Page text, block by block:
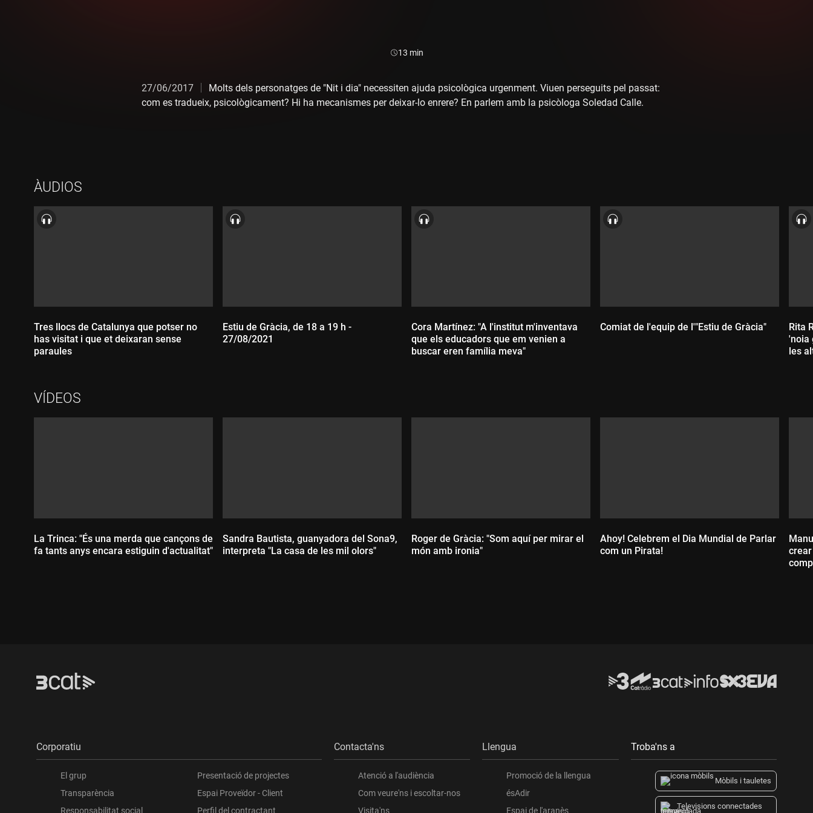
Durada:
13 min
27/06/2017
Molts dels personatges de "Nit i dia" necessiten ajuda psicològica urgenment. Viuen perseguits pel passat:
com es tradueix, psicològicament? Hi ha mecanismes per deixar-lo enrere? En parlem amb la psicòloga Soledad Calle.
ÀUDIOS
Tres llocs de Catalunya que potser no
has visitat i que et deixaran sense
paraules
Estiu de Gràcia, de 18 a 19 h -
27/08/2021
Cora Martínez: "A l'institut m'inventava
que els educadors que em venien a
buscar eren família meva"
Comiat de l'equip de l'"Estiu de Gràcia"
Rita
'noia
les
VÍDEOS
La Trinca: "És una merda que cançons de
fa tants anys encara estiguin d'actualitat"
Sandra Bautista, guanyadora del Sona9,
interpreta "La casa de les mil olors"
Roger de Gràcia: "Som aquí per mirar el
món amb ironia"
Ahoy! Celebrem el Dia Mundial de Parlar
com un Pirata!
crear
Corporatiu
El grup
Transparència
Responsabilitat social
Presentació de projectes
Espai Proveïdor - Client
Perfil del contractant
Contacta'ns
Atenció a l'audiència
Com veure'ns i escoltar-nos
Visita'ns
Llengua
Promoció de la llengua
ésAdir
Espai de l'aranès
Troba'ns a
Mòbils i tauletes
Televisions connectades